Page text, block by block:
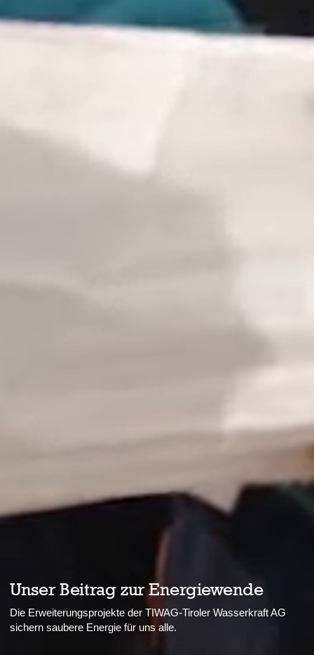
Unser Beitrag zur Energiewende
Die Erweiterungsprojekte der TIWAG-Tiroler Wasserkraft AG
sichern saubere Energie für uns alle.